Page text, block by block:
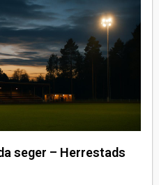
seger – Herrestads